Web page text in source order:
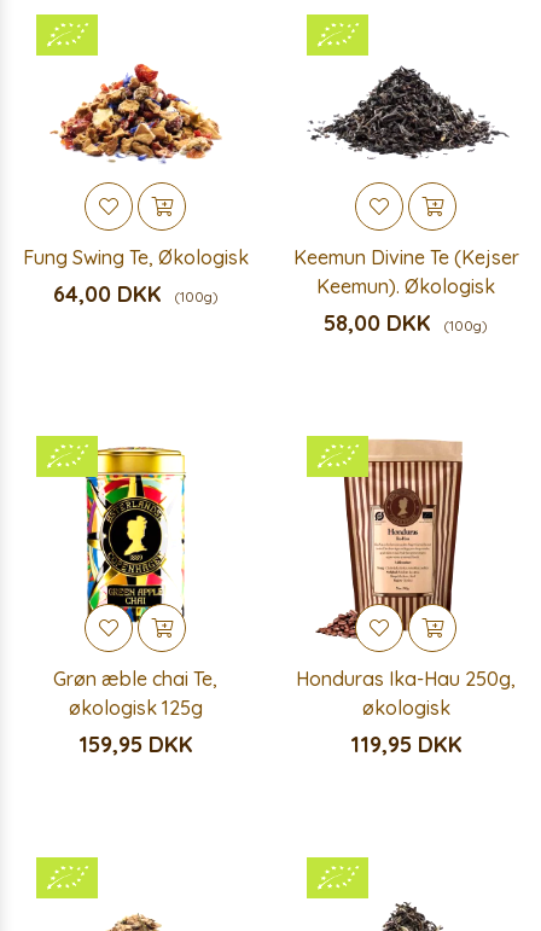
Fung Swing Te, Økologisk
64,00 DKK (100g)
Keemun Divine Te (Kejser
Keemun). Økologisk
58,00 DKK (100g)
Grøn æble chai Te,
økologisk 125g
159,95 DKK
Honduras Ika-Hau 250g,
økologisk
119,95 DKK